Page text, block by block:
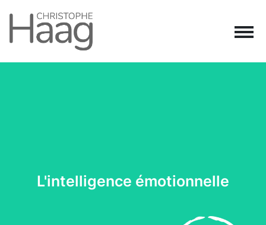
Navigation principale
L'intelligence émotionnelle